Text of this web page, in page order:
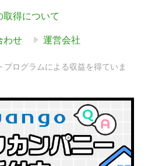
得について
わせ 運営会社
ログラムによる収益を得ていま